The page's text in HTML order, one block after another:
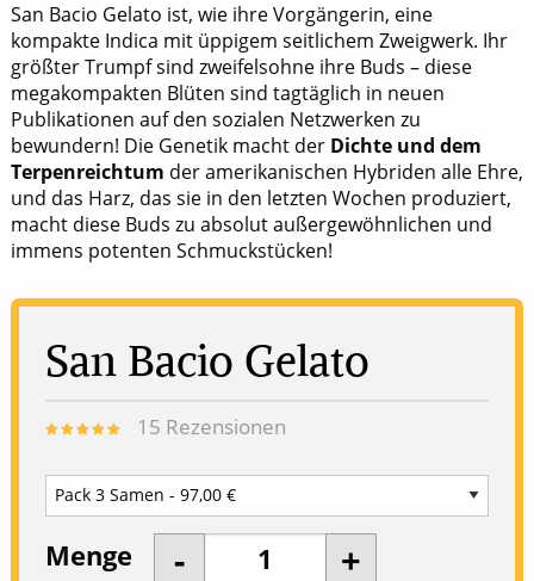
San Bacio Gelato ist, wie ihre Vorgängerin, eine
kompakte Indica mit üppigem seitlichem Zweigwerk. Ihr
größter Trumpf sind zweifelsohne ihre Buds – diese
megakompakten Blüten sind tagtäglich in neuen
Publikationen auf den sozialen Netzwerken zu
bewundern! Die Genetik macht der Dichte und dem
Terpenreichtum der amerikanischen Hybriden alle Ehre,
und das Harz, das sie in den letzten Wochen produziert,
macht diese Buds zu absolut außergewöhnlichen und
immens potenten Schmuckstücken!
San Bacio Gelato
15 Rezensionen
Menge